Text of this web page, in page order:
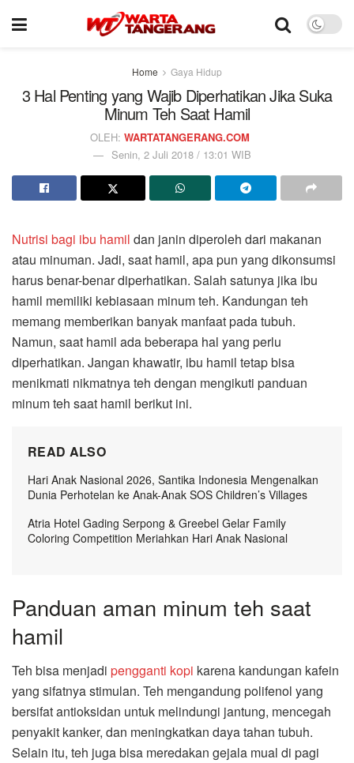
Home Gaya Hidup
3 Hal Penting yang Wajib Diperhatikan Jika Suka
Minum Teh Saat Hamil
OLEH: WARTATANGERANG.COM
Senin, 2 Juli 2018 / 13:01 WIB
Nutrisi bagi ibu hamil dan janin diperoleh dari makanan
atau minuman. Jadi, saat hamil, apa pun yang dikonsumsi
harus benar-benar diperhatikan. Salah satunya jika ibu
hamil memiliki kebiasaan minum teh. Kandungan teh
memang memberikan banyak manfaat pada tubuh.
Namun, saat hamil ada beberapa hal yang perlu
diperhatikan. Jangan khawatir, ibu hamil tetap bisa
menikmati nikmatnya teh dengan mengikuti panduan
minum teh saat hamil berikut ini.
READ ALSO
Hari Anak Nasional 2026, Santika Indonesia Mengenalkan
Dunia Perhotelan ke Anak-Anak SOS Children’s Villages
Atria Hotel Gading Serpong & Greebel Gelar Family
Coloring Competition Meriahkan Hari Anak Nasional
Panduan aman minum teh saat
hamil
Teh bisa menjadi pengganti kopi karena kandungan kafein
yang sifatnya stimulan. Teh mengandung polifenol yang
bersifat antioksidan untuk melindungi jantung, mencegah
penyakit kanker, dan meningkatkan daya tahan tubuh.
Selain itu, teh juga bisa meredakan gejala mual di pagi